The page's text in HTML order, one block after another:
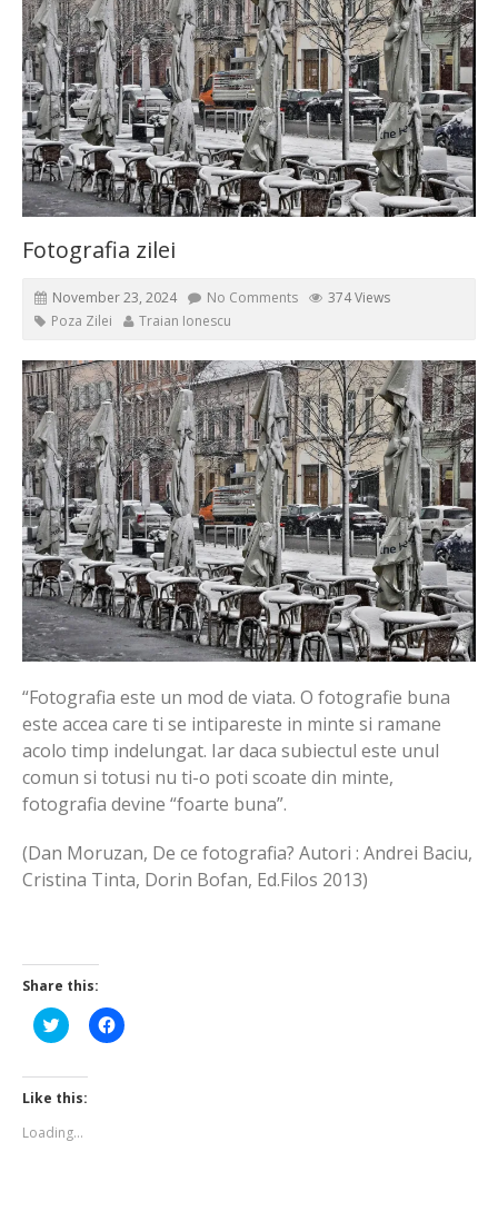
Fotografia zilei
November 23, 2024 No Comments
374 Views
Poza Zilei
Traian Ionescu
“Fotografia este un mod de viata. O fotografie buna
este accea care ti se intipareste in minte si ramane
acolo timp indelungat. Iar daca subiectul este unul
comun si totusi nu ti-o poti scoate din minte,
fotografia devine “foarte buna”.
(Dan Moruzan, De ce fotografia? Autori : Andrei Baciu,
Cristina Tinta, Dorin Bofan, Ed.Filos 2013)
Share this:
Click
to
Twitter
(Opens
in
window)
Click
to
Like this:
Loading...